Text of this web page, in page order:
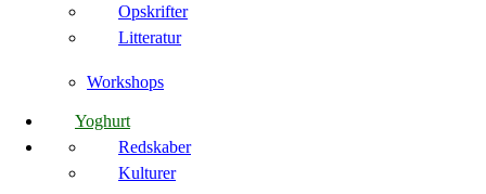
Opskrifter
Litteratur
Workshops
Yoghurt
Redskaber
Kulturer